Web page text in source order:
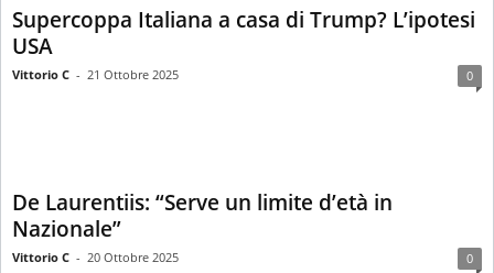
Supercoppa Italiana a casa di Trump? L’ipotesi
USA
Vittorio C - 21 Ottobre 2025 0
De Laurentiis: “Serve un limite d’età in
Nazionale”
Vittorio C - 20 Ottobre 2025 0